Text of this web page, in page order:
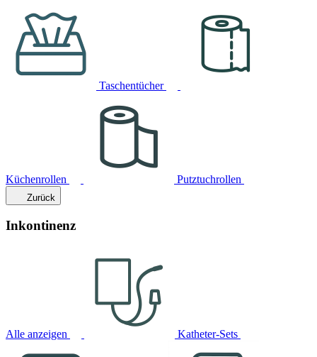
Taschentücher
Küchenrollen Putztuchrollen
Zurück
Inkontinenz
Alle anzeigen Katheter-Sets